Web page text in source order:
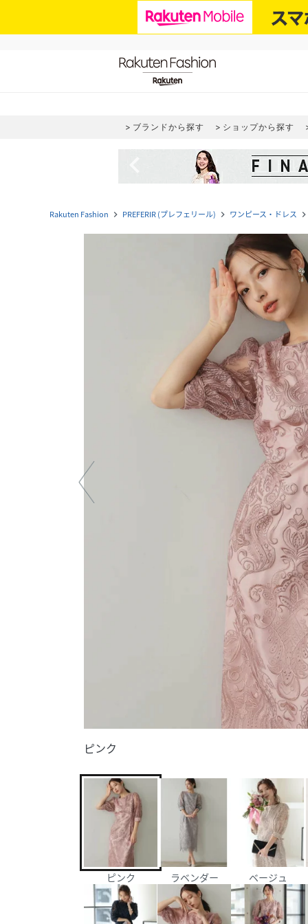
ブランドから探す ショップから探す
Rakuten Fashion navigate_next PREFERIR (プレフェリール) navigate_next ワンピース・ドレス
ピンク
ピンク ラベンダー ベージュ